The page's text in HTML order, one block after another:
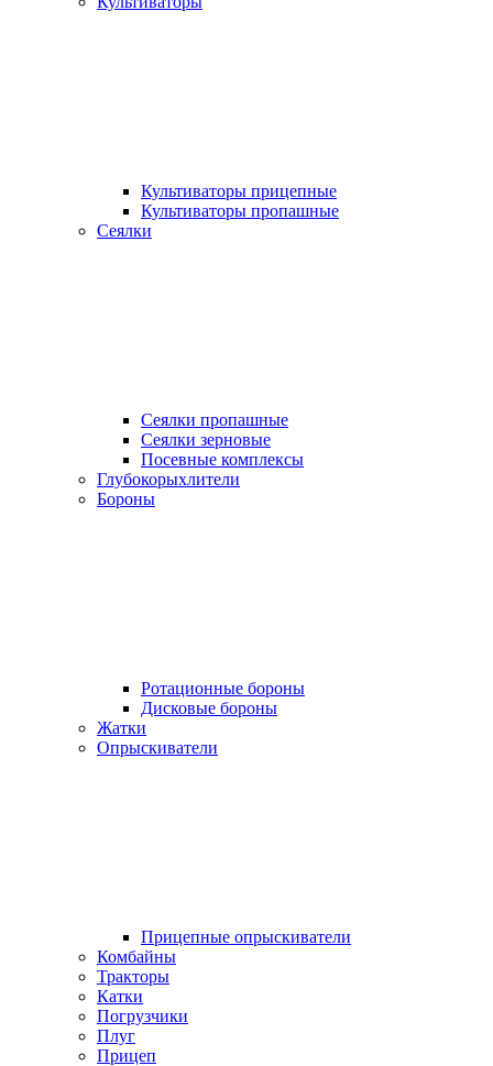
Культиваторы прицепные
Культиваторы пропашные
Сеялки
Сеялки пропашные
Сеялки зерновые
Посевные комплексы
Глубокорыхлители
Бороны
Ротационные бороны
Дисковые бороны
Жатки
Опрыскиватели
Прицепные опрыскиватели
Комбайны
Тракторы
Катки
Погрузчики
Плуг
Прицеп